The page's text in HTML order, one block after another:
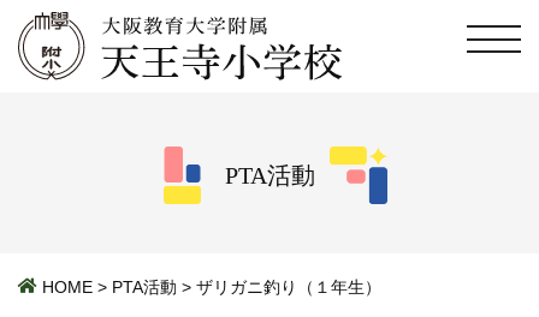
PTA活動
HOME > PTA活動 > ザリガニ釣り（１年生）